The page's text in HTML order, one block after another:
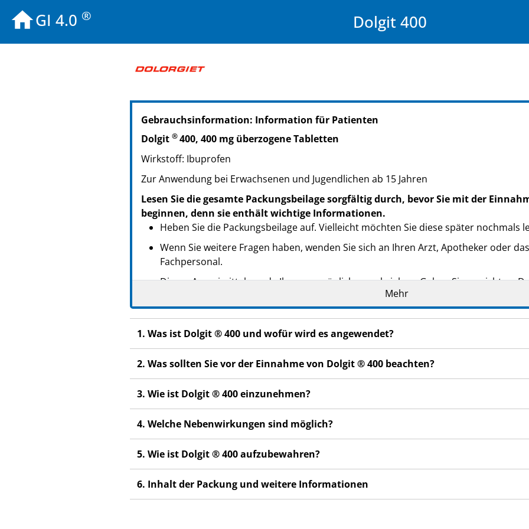
GI 4.0 ® Dolgit 400
PZN: 02363333
PPN: 110236333311
Gebrauchsinformation: Information für Patienten
Dolgit ®400, 400 mg überzogene Tabletten
Wirkstoff: Ibuprofen
Zur Anwendung bei Erwachsenen und Jugendlichen ab 15 Jahren
Lesen Sie die gesamte Packungsbeilage sorgfältig durch, bevor Sie mit der
beginnen, denn sie enthält wichtige Informationen.
Heben Sie die Packungsbeilage auf. Vielleicht möchten Sie diese später nochmals
Wenn Sie weitere Fragen haben, wenden Sie sich an Ihren Arzt, Apotheker oder
Fachpersonal.
Dieses Arzneimittel wurde Ihnen persönlich verschrieben. Geben Sie es nicht an
anderen Menschen schaden, auch wenn diese die gleichen Beschwerden haben wie
Wenn Sie Nebenwirkungen bemerken, wenden Sie sich an Ihren Arzt, Apotheker
Fachpersonal. Dies gilt auch für Nebenwirkungen, die nicht in dieser
Mehr
1. Was ist Dolgit ® 400 und wofür wird es angewendet?
2. Was sollten Sie vor der Einnahme von Dolgit ® 400 beachten?
3. Wie ist Dolgit ® 400 einzunehmen?
4. Welche Nebenwirkungen sind möglich?
5. Wie ist Dolgit ® 400 aufzubewahren?
6. Inhalt der Packung und weitere Informationen